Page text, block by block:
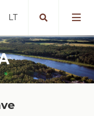
m. )
periodinės